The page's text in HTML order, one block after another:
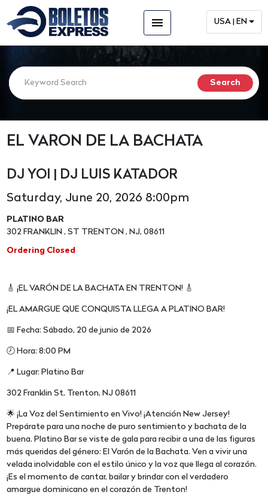
menu USA | EN
EL VARON DE LA BACHATA
DJ YOI | DJ LUIS KATADOR
Saturday, June 20, 2026 8:00pm
PLATINO BAR
302 FRANKLIN , ST TRENTON , NJ, 08611
Ordering Closed
🎸 ¡EL VARÓN DE LA BACHATA EN TRENTON! 🎸
¡EL AMARGUE QUE CONQUISTA LLEGA A PLATINO BAR!
📅 Fecha: Sábado, 20 de junio de 2026
🕗 Hora: 8:00 PM
📍 Lugar: Platino Bar
302 Franklin St, Trenton, NJ 08611
🌟 ¡La Voz del Sentimiento en Vivo! ¡Atención New Jersey!
Prepárate para una noche de puro sentimiento y bachata de la
buena. Platino Bar se viste de gala para recibir a una de las figuras
más queridas del género: El Varón de la Bachata. Ven a vivir una
velada inolvidable con el estilo único y la voz que llega al corazón.
¡Es el momento de cantar, bailar y brindar con el verdadero
amargue dominicano en el corazón de Trenton!